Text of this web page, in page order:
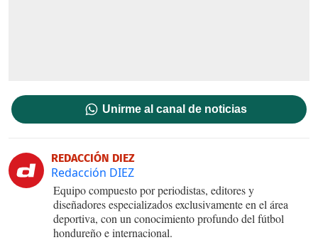
Unirme al canal de noticias
REDACCIÓN DIEZ
Redacción DIEZ
Equipo compuesto por periodistas, editores y
diseñadores especializados exclusivamente en el área
deportiva, con un conocimiento profundo del fútbol
hondureño e internacional.